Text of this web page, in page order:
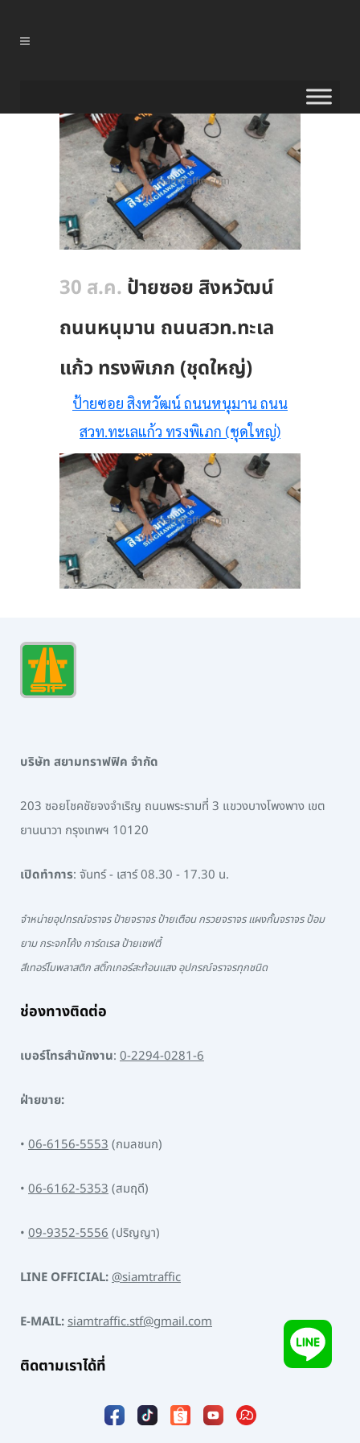
30 ส.ค. ป้ายซอย สิงหวัฒน์
ถนนหนุมาน ถนนสวท.ทะเล
แก้ว ทรงพิเภก (ชุดใหญ่)
ป้ายซอย สิงหวัฒน์ ถนนหนุมาน ถนน
สวท.ทะเลแก้ว ทรงพิเภก (ชุดใหญ่)
บริษัท สยามทราฟฟิค จำกัด
203 ซอยโชคชัยจงจำเริญ ถนนพระรามที่ 3 แขวงบางโพงพาง เขต
ยานนาวา กรุงเทพฯ 10120
เปิดทำการ: จันทร์ - เสาร์ 08.30 - 17.30 น.
จำหน่ายอุปกรณ์จราจร ป้ายจราจร ป้ายเตือน กรวยจราจร แผงกั้นจราจร ป้อม
ยาม กระจกโค้ง การ์ดเรล ป้ายเซฟตี้
สีเทอร์โมพลาสติก สติ๊กเกอร์สะท้อนแสง อุปกรณ์จราจรทุกชนิด
ช่องทางติดต่อ
เบอร์โทรสำนักงาน: 0-2294-0281-6
ฝ่ายขาย:
• 06-6156-5553(กมลชนก)
• 06-6162-5353(สมฤดี)
• 09-9352-5556(ปริญญา)
LINE OFFICIAL:@siamtraffic
E-MAIL:siamtraffic.stf@gmail.com
ติดตามเราได้ที่